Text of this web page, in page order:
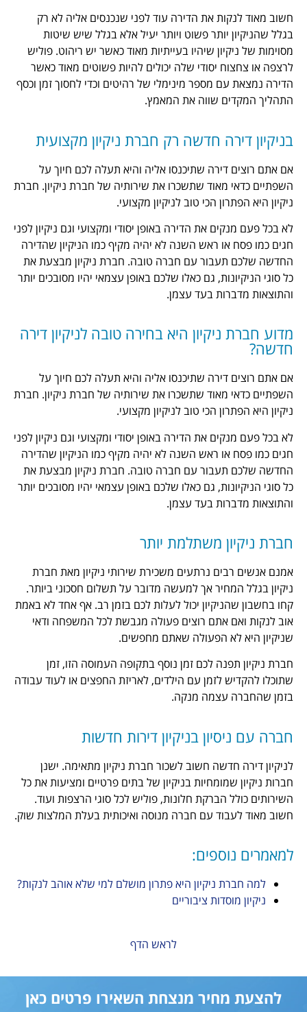
את הדירה עוד לפני שנכנסים אליה לא רק
פשוט ויותר יעיל אלא בגלל שיש שיטות
שיהיו בעייתיות מאוד כאשר יש ריהוט. פוליש
יסודי שלה יכולים להיות פשוטים מאוד כאשר
מספר מינימלי של רהיטים וכדי לחסוך זמן וכסף
שווה את המאמץ.
חדשה רק חברת ניקיון מקצועית
שתיכנסו אליה והיא תעלה לכם חיוך על
שתשכרו את שירותיה של חברת ניקיון. חברת
הכי טוב לניקיון מקצועי.
את הדירה באופן יסודי ומקצועי וגם ניקיון לפני
ראש השנה לא יהיה מקיף כמו הניקיון שהדירה
עם חברה טובה. חברת ניקיון מבצעת את
גם כאלו שלכם באופן עצמאי יהיו מסובכים יותר
בעד עצמן.
היא בחירה טובה לניקיון דירה
שתיכנסו אליה והיא תעלה לכם חיוך על
שתשכרו את שירותיה של חברת ניקיון. חברת
הכי טוב לניקיון מקצועי.
את הדירה באופן יסודי ומקצועי וגם ניקיון לפני
ראש השנה לא יהיה מקיף כמו הניקיון שהדירה
עם חברה טובה. חברת ניקיון מבצעת את
גם כאלו שלכם באופן עצמאי יהיו מסובכים יותר
בעד עצמן.
משתלמת יותר
נרתעים משכירת שירותי ניקיון מאת חברת
אך למעשה מדובר על תשלום חסכוני ביותר.
יכול לעלות לכם בזמן רב. אף אחד לא באמת
אתם רוצים פעולה מגבשת לכל המשפחה ודאי
הפעולה שאתם מחפשים.
לכם זמן נוסף בתקופה העמוסה הזו, זמן
לזמן עם הילדים, לאריזת החפצים או לעוד עבודה
מנקה.
בניקיון דירות חדשות
חשוב לשכור חברת ניקיון מתאימה. ישנן
בניקיון של בתים פרטיים ומציעות את כל
חלונות, פוליש לכל סוגי הרצפות ועוד.
עם חברה מנוסה ואיכותית בעלת המלצות שוק.
ניקיון היא פתרון מושלם למי שלא אוהב לנקות?
ציבוריים
מנצחת השאירו פרטים כאן